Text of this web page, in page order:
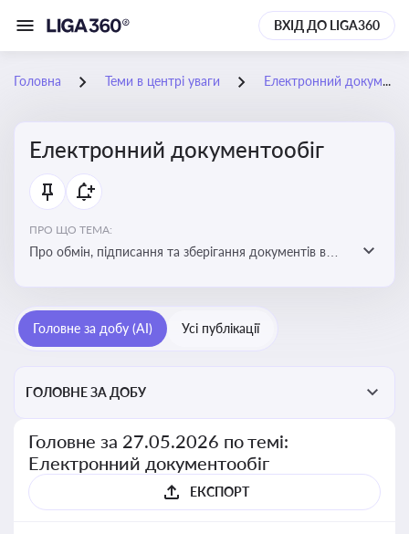
ВХІД ДО LIGA360
Головна Теми в центрі уваги Електронний документообіг
Електронний документообіг
ПРО ЩО ТЕМА:
Про обмін, підписання та зберігання документів в
Головне за добу (AI) Усі публікації
ГОЛОВНЕ ЗА ДОБУ
Головне за 27.05.2026 по темі:
Електронний документообіг
ЕКСПОРТ